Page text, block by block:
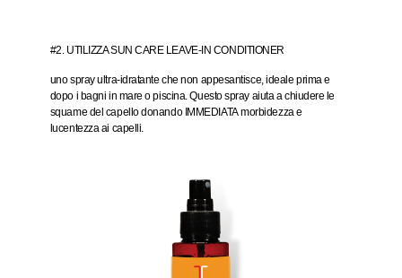
#2. UTILIZZA SUN CARE LEAVE-IN CONDITIONER
uno sprayultra-idratante che non appesantisce, ideale prima e
dopo i bagni in mare o piscina. Questo spray aiuta a chiudere le
squame del capello donando IMMEDIATAmorbidezza e
lucentezza ai capelli.